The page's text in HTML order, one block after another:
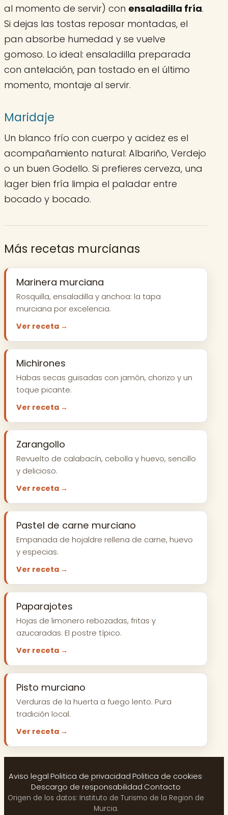
al momento de servir) con ensaladilla fría.
Si dejas las tostas reposar montadas, el
pan absorbe humedad y se vuelve
gomoso. Lo ideal: ensaladilla preparada
con antelación, pan tostado en el último
momento, montaje al servir.
Maridaje
Un blanco frío con cuerpo y acidez es el
acompañamiento natural: Albariño, Verdejo
o un buen Godello. Si prefieres cerveza, una
lager bien fría limpia el paladar entre
bocado y bocado.
Más recetas murcianas
Marinera murciana
Rosquilla, ensaladilla y anchoa: la tapa
murciana por excelencia.
Ver receta →
Michirones
Habas secas guisadas con jamón, chorizo y un
toque picante.
Ver receta →
Zarangollo
Revuelto de calabacín, cebolla y huevo, sencillo
y delicioso.
Ver receta →
Pastel de carne murciano
Empanada de hojaldre rellena de carne, huevo
y especias.
Ver receta →
Paparajotes
Hojas de limonero rebozadas, fritas y
azucaradas. El postre típico.
Ver receta →
Pisto murciano
Verduras de la huerta a fuego lento. Pura
tradición local.
Ver receta →
Aviso legal·Politica de privacidad·Politica de cookies·
Descargo de responsabilidad·Contacto
Origen de los datos: Instituto de Turismo de la Region de
Murcia.